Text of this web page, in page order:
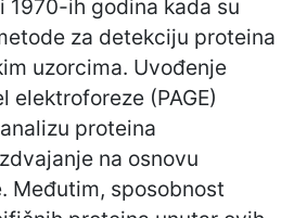
ih godina kada su
za detekciju proteina
uzorcima. Uvođenje
elektroforeze (PAGE)
proteina
na osnovu
Međutim, sposobnost